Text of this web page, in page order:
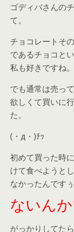
ゴディバさんの
て。
チョコレートそ
であるチョコと
私も好きですね。
でも通常は売っ
欲しくて買いに
た。
(・д・)ﾁｯ
初めて買った時
けて食べようと
なかったんです
ないんか
がっかりしてたら